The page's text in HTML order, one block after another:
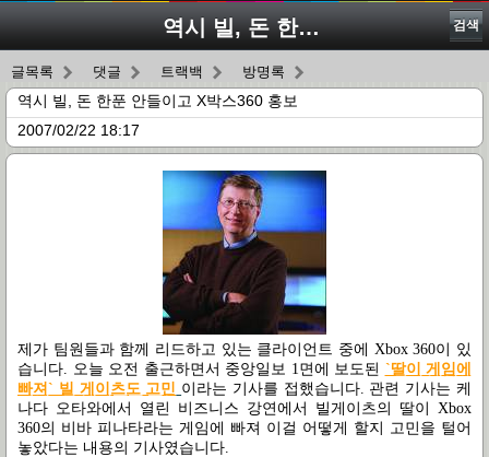
역시 빌, 돈 한푼 안들이고 X박스360 홍보 검색
글목록 댓글 트랙백 방명록
역시 빌, 돈 한푼 안들이고 X박스360 홍보
2007/02/22 18:17
제가 팀원들과 함께 리드하고 있는 클라이언트 중에 Xbox 360이 있
습니다. 오늘 오전 출근하면서 중앙일보 1면에 보도된 `딸이 게임에
빠져` 빌 게이츠도 고민 이라는 기사를 접했습니다. 관련 기사는 케
나다 오타와에서 열린 비즈니스 강연에서 빌게이츠의 딸이 Xbox
360의 비바 피나타라는 게임에 빠져 이걸 어떻게 할지 고민을 털어
놓았다는 내용의 기사였습니다.